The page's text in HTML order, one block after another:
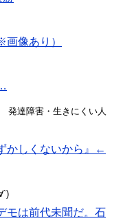
像あり）
発達障害・生きにくい人
かしくないから』←
モは前代未聞だ。石